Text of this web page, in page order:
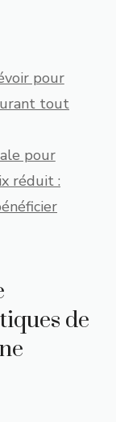
pour
tout
pour
réduit :
de